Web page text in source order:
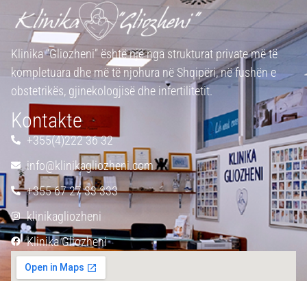
Klinika “Gliozheni” është një nga strukturat private më të
kompletuara dhe më të njohura në Shqipëri, në fushën e
obstetrikës, gjinekologjisë dhe infertilitetit.
Kontakte
+355(4)222 36 32
info@klinikagliozheni.com
+355 67 27 33 333
klinikagliozheni
Klinika Gliozheni